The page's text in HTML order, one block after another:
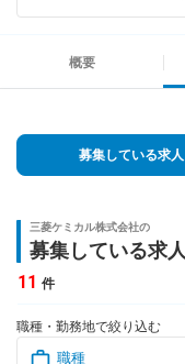
求人を紹介してもらう
知りたい・聞きたい
専門サイト
対応時間：10:00～22:00(日曜・
自動案内は24時間365日対応
概要
募集している求人
三菱ケミカル株式会社の
募集している求人
11 件
職種・勤務地で絞り込む